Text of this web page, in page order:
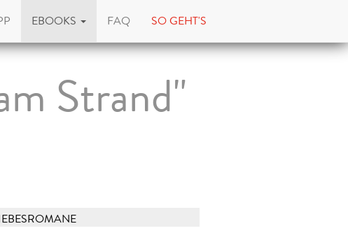
EBOOKS FAQ SO GEHT'S
Strand"